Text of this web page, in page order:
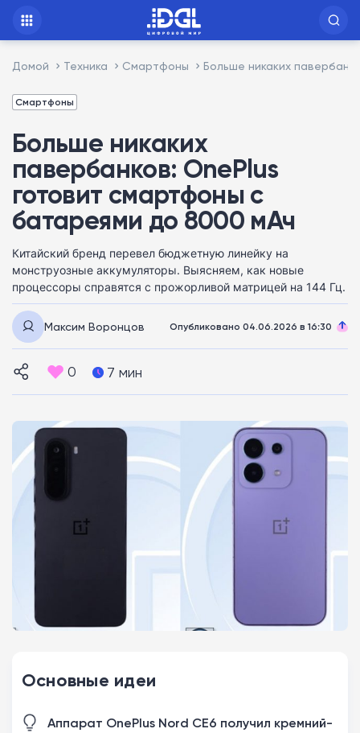
Домой Техника Смартфоны Больше никаких
Смартфоны
Больше никаких
павербанков: OnePlus
готовит смартфоны с
батареями до 8000 мАч
Китайский бренд перевел бюджетную линейку на
монструозные аккумуляторы. Выясняем, как новые
процессоры справятся с прожорливой матрицей на 144 Гц.
Максим Воронцов Опубликовано 04.06.2026 в 16:30
0 7 мин
Основные идеи
Аппарат OnePlus Nord CE6 получил кремний-